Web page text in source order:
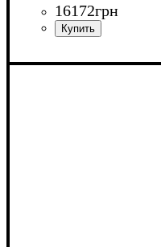
16172грн
Ширина: 150 см